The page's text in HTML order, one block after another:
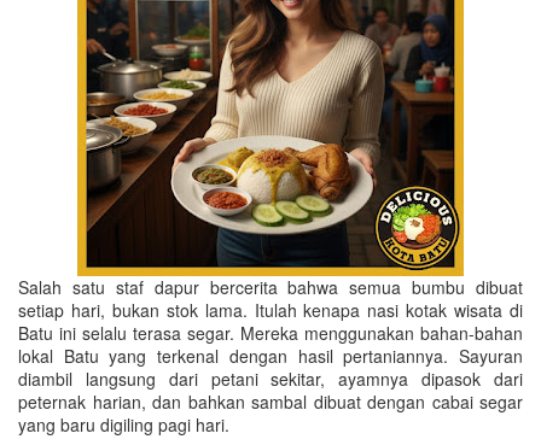
Salah satu staf dapur bercerita bahwa semua bumbu dibuat
setiap hari, bukan stok lama. Itulah kenapa nasi kotak wisata di
Batu ini selalu terasa segar. Mereka menggunakan bahan-bahan
lokal Batu yang terkenal dengan hasil pertaniannya. Sayuran
diambil langsung dari petani sekitar, ayamnya dipasok dari
peternak harian, dan bahkan sambal dibuat dengan cabai segar
yang baru digiling pagi hari.